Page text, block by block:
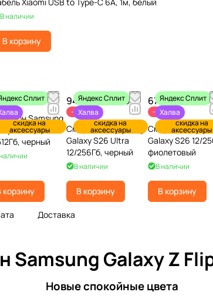
В наличии
В корзину
Сплит
скидка на
аксессуары
890 ₽
Samsung
S26 Ultra
черный
корзину
Яндекс Сплит
Халва
скидка на
аксессуары
94 990 ₽139 990 ₽
-32%
Смартфон Samsung
Galaxy S26 Ultra
12/256Гб, черный
В наличии
В корзину
Яндекс Сплит
Халва
скидка на
аксессуары
67 990 ₽69 190 ₽
-2%
Смартфон
Galaxy S26 12/
фиолетовый
В наличии
В корзину
Доставка
Samsung Galaxy Z
Новые спокойные цвета